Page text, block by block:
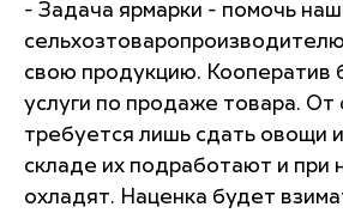
- Задача ярмарки - помочь
свою продукцию. Кооператив
услуги по продаже товара. От
требуется лишь сдать овощи
складе их подработают и при
охладят. Наценка будет